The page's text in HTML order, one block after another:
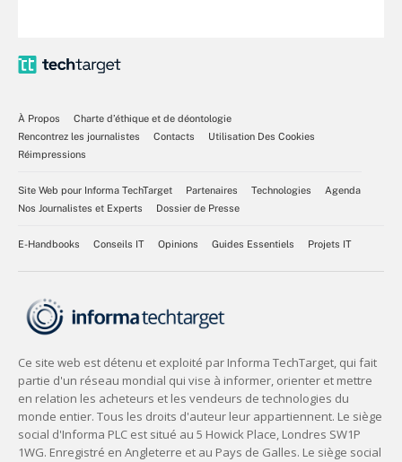
À Propos
Charte d’éthique et de déontologie
Rencontrez les journalistes
Contacts
Utilisation Des Cookies
Réimpressions
Site Web pour Informa TechTarget Partenaires Technologies
Agenda
Nos Journalistes et Experts
Dossier de Presse
E-Handbooks Conseils IT Opinions Guides Essentiels Projets IT